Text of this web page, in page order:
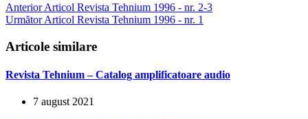
AnteriorArticol Revista Tehnium 1996 - nr. 2-3
UrmătorArticol Revista Tehnium 1996 - nr. 1
Articole similare
Revista Tehnium – Catalog amplificatoare audio
7 august 2021